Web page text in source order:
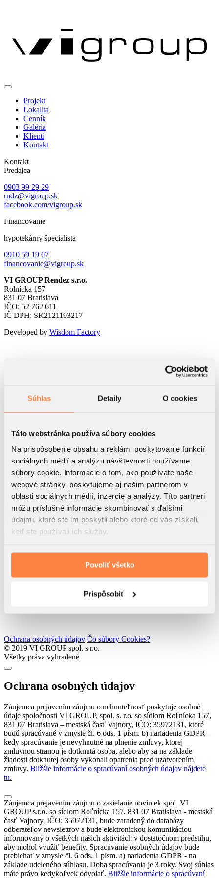
Súhlas Detaily O cookies
Táto webstránka používa súbory cookies
Na prispôsobenie obsahu a reklám, poskytovanie funkcií
sociálnych médií a analýzu návštevnosti používame
súbory cookie. Informácie o tom, ako používate naše
webové stránky, poskytujeme aj našim partnerom v
oblasti sociálnych médií, inzercie a analýzy. Títo partneri
môžu príslušné informácie skombinovať s ďalšími
údajmi, ktoré ste im poskytli alebo ktoré od vás získali,
keď ste používali ich služby.
Povoliť všetko
Prispôsobiť
Projekt
Lokalita
Cenník
Galéria
Klienti
Kontakt
Kontakt
Predajca
0903 99 29 29
rndz@vigroup.sk
facebook.com/vigroup.sk
Financovanie
hypotekárny špecialista
0910 59 19 07
financovanie@vigroup.sk
VI GROUP Rendez s.r.o.
Rolnícka 157
831 07 Bratislava
IČO: 52 762 611
IČ DPH: SK2121193217
Developed by Wisdom Factory
Využitím tohto formulára beriem na vedomie, že dôjde k
spracúvaniu osobných údajov
Súhlasím so zasielaním noviniek spol. VI GROUP s.r.o.
VI GROUP Rendez s.r.o.
Ochrana osobných údajov Čo súbory Cookies?
© 2019 VI GROUP spol. s r.o.
Všetky práva vyhradené
Ochrana osobných údajov
Záujemca prejavením záujmu o nehnuteľnosť poskytuje osobné
údaje spoločnosti VI GROUP, spol. s. r.o. so sídlom Roľnícka 157,
831 07 Bratislava – mestská časť Vajnory, IČO: 35972131, ktoré
budú spracúvané v zmysle čl. 6 ods. 1 písm. b) nariadenia GDPR –
kedy spracúvanie je nevyhnutné na plnenie zmluvy, ktorej
zmluvnou stranou je dotknutá osoba, alebo aby sa na základe
žiadosti dotknutej osoby vykonali opatrenia pred uzatvorením
zmluvy. Bližšie informácie o spracúvaní osobných údajov nájdete
tu.
Záujemca prejavením záujmu o zasielanie noviniek spol. VI
GROUP s.r.o. so sídlom Roľnícka 157, 831 07 Bratislava - mestská
časť Vajnory, IČO: 35972131, bude zaradený do databázy
odberateľov newslettrov a bude elektronickou komunikáciou
informovaný o všetkých našich aktivitách v dostatočnom predstihu,
aby mohol využiť benefity. Spracúvanie osobných údajov bude
prebiehať v zmysle čl. 6 ods. 1 písm. a) nariadenia GDPR - na
základe udeleného súhlasu. Doba spracúvania je 3 roky. Svoj súhlas
máte právo kedykoľvek odvolať. Bližšie informácie o spracúvaní